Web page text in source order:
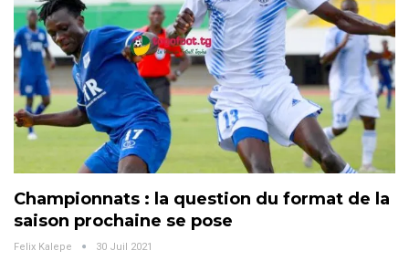
Championnats : la question du format de la
saison prochaine se pose
Felix Kalepe 30 Juil 2021